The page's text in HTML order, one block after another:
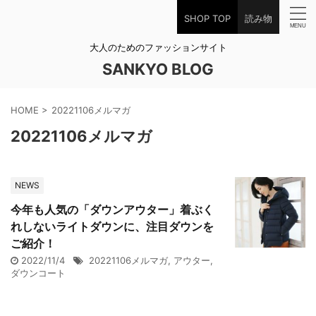
SHOP TOP 読み物
大人のためのファッションサイト
SANKYO BLOG
HOME > 20221106メルマガ
20221106メルマガ
NEWS
今年も人気の「ダウンアウター」着ぶく
れしないライトダウンに、注目ダウンを
ご紹介！
2022/11/4 20221106メルマガ, アウター,
ダウンコート